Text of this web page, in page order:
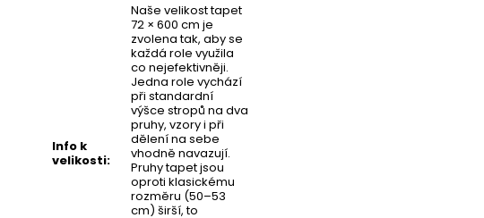
Info k
velikosti:
Naše velikost tapet
72 × 600 cm je
zvolena tak, aby se
každá role využila
co nejefektivněji.
Jedna role vychází
při standardní
výšce stropů na dva
pruhy, vzory i při
dělení na sebe
vhodně navazují.
Pruhy tapet jsou
oproti klasickému
rozměru (50–53
cm) širší, to